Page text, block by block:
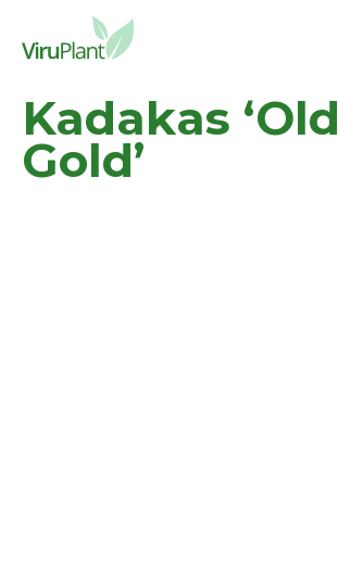
Kadakas ‘Old
Gold’